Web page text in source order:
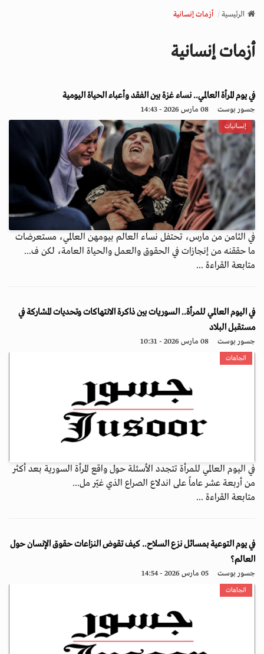
v
a
o
n
الرئيسية أزمات إنسانية
أزمات إنسانية
في يوم المرأة العالمي.. نساء غزة بين الفقد وأعباء الحياة اليومية
جسور بوست 08 مارس 2026 - 14:43
إنسانيات
في الثامن من مارس، تحتفل نساء العالم بيومهن العالمي، مستعرضات
ما حققنه من إنجازات في الحقوق والعمل والحياة العامة، لكن ف...
متابعة القراءة ...
في اليوم العالمي للمرأة.. السوريات بين ذاكرة الانتهاكات وتحديات المشاركة في
مستقبل البلاد
جسور بوست 08 مارس 2026 - 10:31
اتجاهات
في اليوم العالمي للمرأة تتجدد الأسئلة حول واقع المرأة السورية بعد أكثر
من أربعة عشر عاماً على اندلاع الصراع الذي غيّر مل...
متابعة القراءة ...
في يوم التوعية بمسائل نزع السلاح.. كيف تقوض النزاعات حقوق الإنسان حول
العالم؟
جسور بوست 05 مارس 2026 - 14:54
اتجاهات